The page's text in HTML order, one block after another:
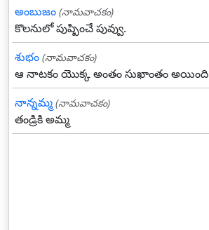
అంబుజం (నామవాచకం)
కొలనులో పుష్పించే పువ్వు.
శుభం (నామవాచకం)
ఆ నాటకం యొక్క అంతం సుఖాంతం అయింది
నాన్నమ్మ (నామవాచకం)
తండ్రికి అమ్మ